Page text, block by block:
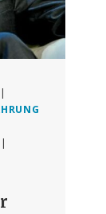
|
|